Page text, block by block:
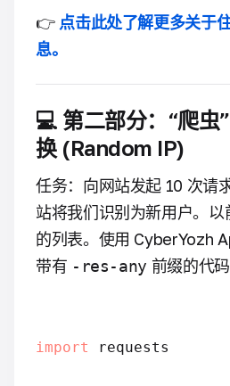
👉 点击此处了解更多关于
息。
💻 第二部分：“爬虫
换 (Random IP)
任务：向网站发起 10 次请
站将我们识别为新用户。
的列表。使用 CyberYozh
带有 -res-any 前缀的代码
import requests